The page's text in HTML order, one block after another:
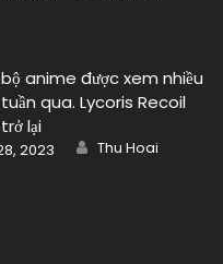
anime được xem nhiều
qua. Lycoris Recoil
lại
2023 Author
Thu Hoai